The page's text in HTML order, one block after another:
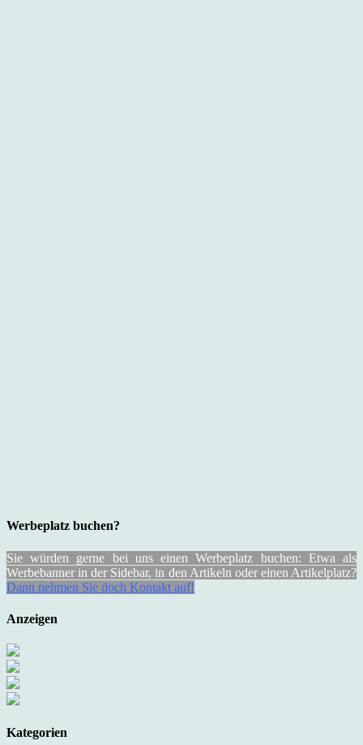
Werbeplatz buchen?
Sie würden gerne bei uns einen Werbeplatz buchen: Etwa als
Werbebanner in der Sidebar, in den Artikeln oder einen Artikelplatz?
Dann nehmen Sie doch Kontakt auf!
Anzeigen
Kategorien